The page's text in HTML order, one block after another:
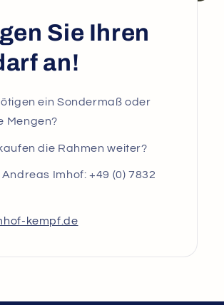
Sie Ihren
an!
ein Sondermaß oder
Mengen?
die Rahmen weiter?
Andreas Imhof: +49 (0) 7832
kempf.de